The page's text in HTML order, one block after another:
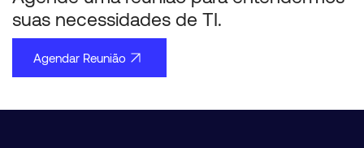
suas necessidades de TI.
Agendar Reunião